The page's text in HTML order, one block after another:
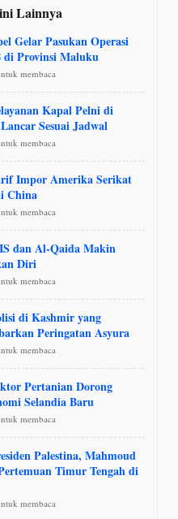
Lainnya
Gelar Pasukan Operasi
di Provinsi Maluku
membaca
Kapal Pelni di
Sesuai Jadwal
membaca
Impor Amerika Serikat
China
membaca
dan Al-Qaida Makin
Diri
membaca
di Kashmir yang
Peringatan Asyura
membaca
Pertanian Dorong
Selandia Baru
membaca
Palestina, Mahmoud
Timur Tengah di
membaca